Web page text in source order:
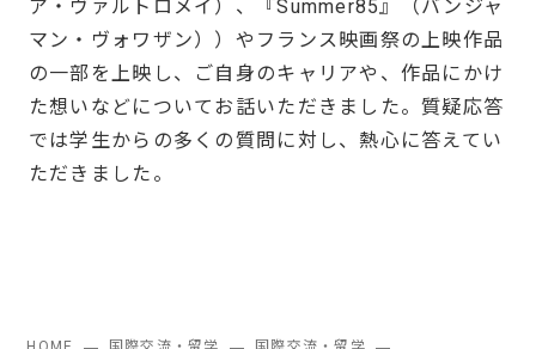
ア・ヴァルトロメイ）、『Summer85』（バンジャ
マン・ヴォワザン））やフランス映画祭の上映作品
の一部を上映し、ご自身のキャリアや、作品にかけ
た想いなどについてお話いただきました。質疑応答
では学生からの多くの質問に対し、熱心に答えてい
ただきました。